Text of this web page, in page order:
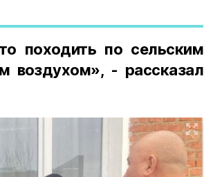
походить по сельским
воздухом», - рассказал